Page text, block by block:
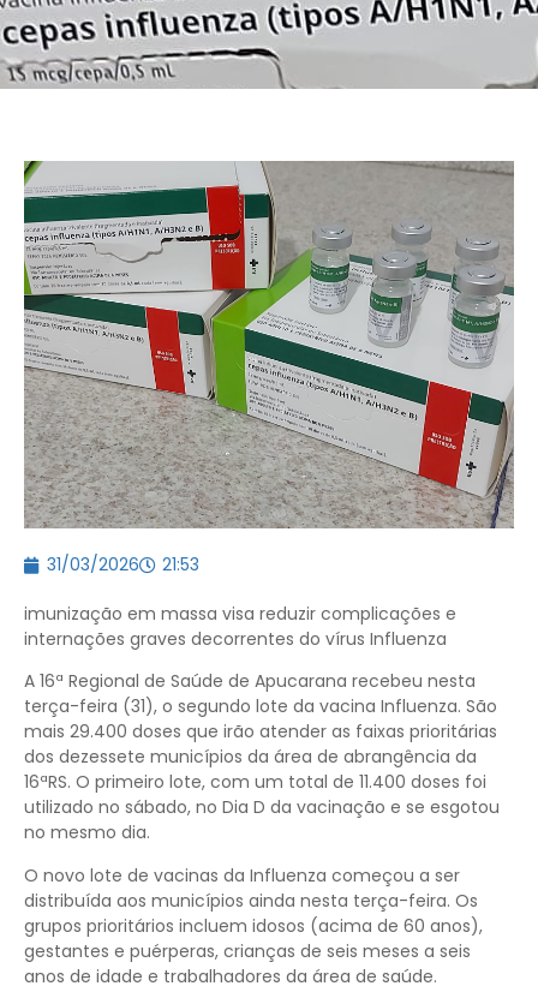
31/03/2026 21:53
imunização em massa visa reduzir complicações e
internações graves decorrentes do vírus Influenza
A 16ª Regional de Saúde de Apucarana recebeu nesta
terça-feira (31), o segundo lote da vacina Influenza. São
mais 29.400 doses que irão atender as faixas prioritárias
dos dezessete municípios da área de abrangência da
16ªRS. O primeiro lote, com um total de 11.400 doses foi
utilizado no sábado, no Dia D da vacinação e se esgotou
no mesmo dia.
O novo lote de vacinas da Influenza começou a ser
distribuída aos municípios ainda nesta terça-feira. Os
grupos prioritários incluem idosos (acima de 60 anos),
gestantes e puérperas, crianças de seis meses a seis
anos de idade e trabalhadores da área de saúde.